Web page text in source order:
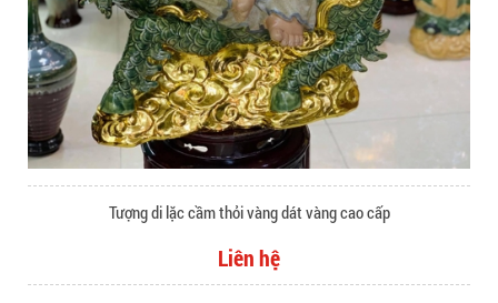
Tượng di lặc cầm thỏi vàng dát vàng cao cấp
Liên hệ